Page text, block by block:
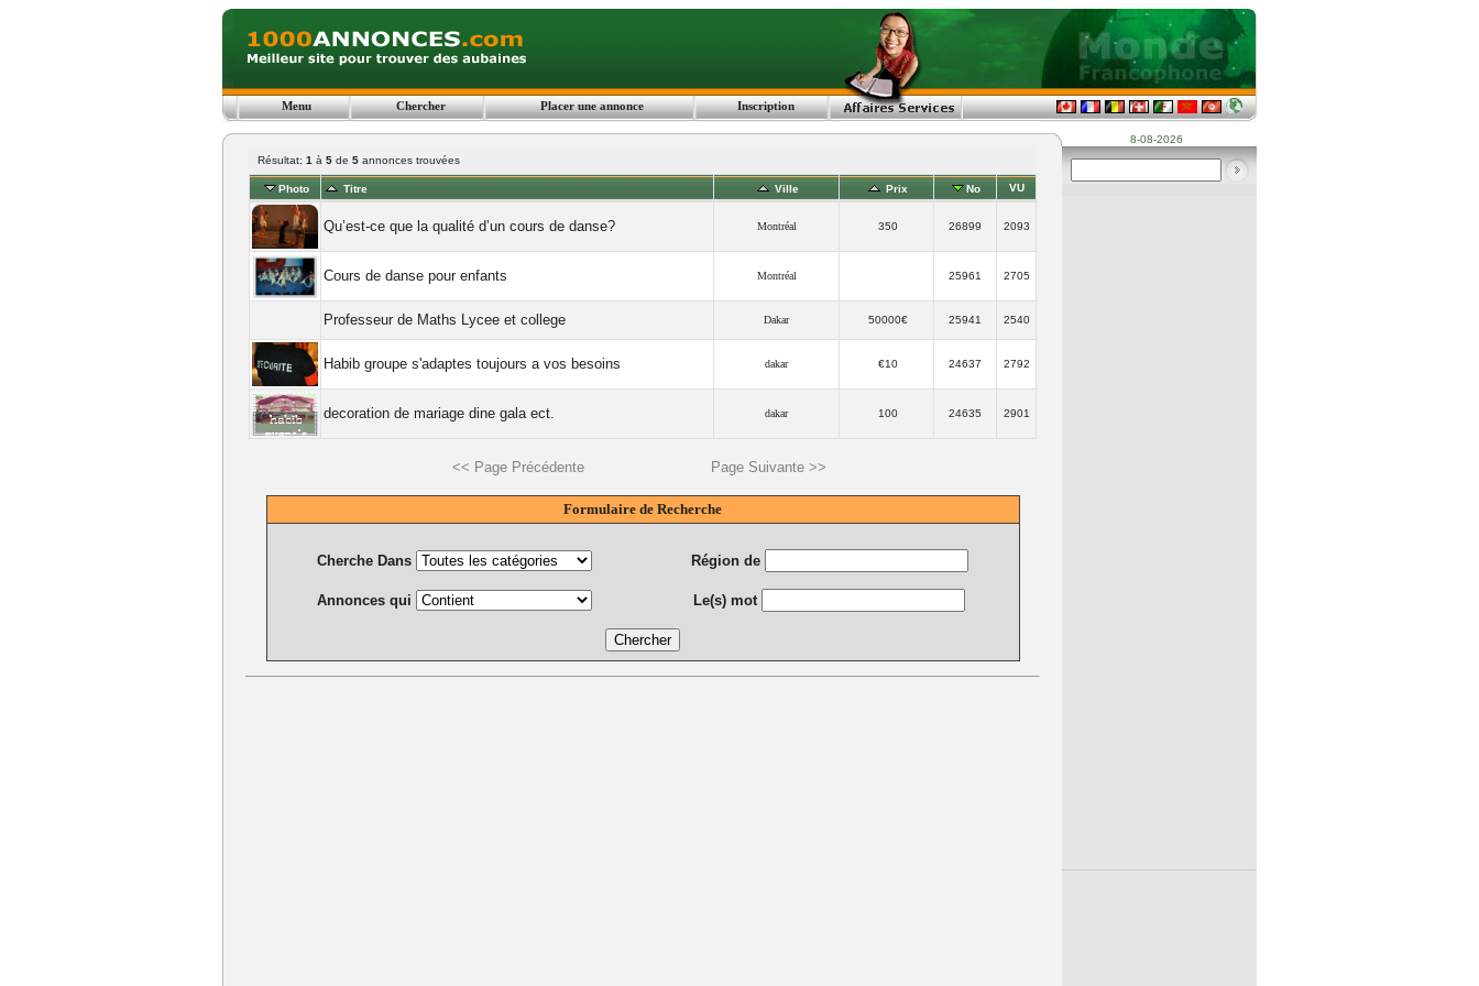
Menu Chercher Placer une annonce Inscription
8-08-2026
Résultat: 1 à 5 de 5 annonces trouvées
Photo Titre Ville Prix No VU
Qu’est-ce que la qualité d’un cours de danse? Montréal 350 26899 2093
Cours de danse pour enfants Montréal 25961 2705
Professeur de Maths Lycee et college Dakar 50000€ 25941 2540
Habib groupe s'adaptes toujours a vos besoins dakar €10 24637 2792
decoration de mariage dine gala ect. dakar 100 24635 2901
<< Page Précédente Page Suivante >>
Formulaire de Recherche
Cherche Dans Région de
Annonces qui Le(s) mot